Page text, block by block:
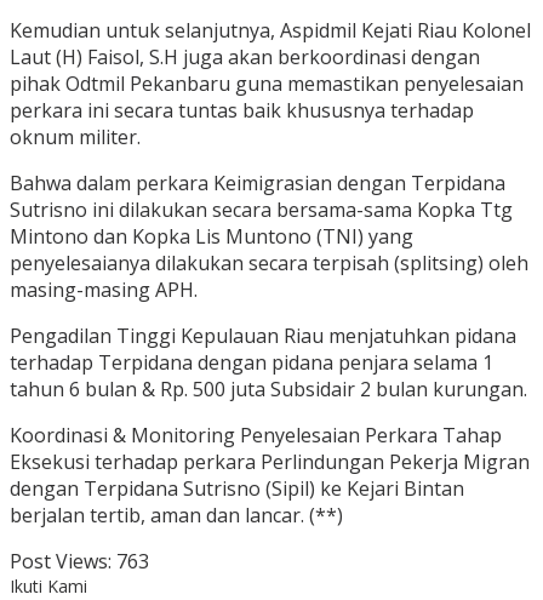
Kemudian untuk selanjutnya, Aspidmil Kejati Riau Kolonel
Laut (H) Faisol, S.H juga akan berkoordinasi dengan
pihak Odtmil Pekanbaru guna memastikan penyelesaian
perkara ini secara tuntas baik khususnya terhadap
oknum militer.
Bahwa dalam perkara Keimigrasian dengan Terpidana
Sutrisno ini dilakukan secara bersama-sama Kopka Ttg
Mintono dan Kopka Lis Muntono (TNI) yang
penyelesaianya dilakukan secara terpisah (splitsing) oleh
masing-masing APH.
Pengadilan Tinggi Kepulauan Riau menjatuhkan pidana
terhadap Terpidana dengan pidana penjara selama 1
tahun 6 bulan & Rp. 500 juta Subsidair 2 bulan kurungan.
Koordinasi & Monitoring Penyelesaian Perkara Tahap
Eksekusi terhadap perkara Perlindungan Pekerja Migran
dengan Terpidana Sutrisno (Sipil) ke Kejari Bintan
berjalan tertib, aman dan lancar. (**)
Post Views: 763
Ikuti Kami